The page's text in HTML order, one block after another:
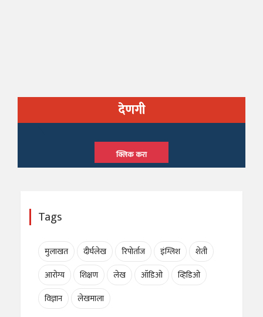
देणगी
क्लिक करा
Tags
मुलाखत दीर्घलेख रिपोर्ताज इंग्लिश
शेती
आरोग्य
शिक्षण लेख ऑडिओ
व्हिडिओ
विज्ञान
लेखमाला